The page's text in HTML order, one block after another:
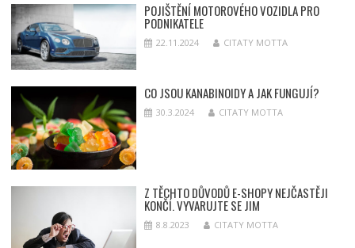
POJIŠTĚNÍ MOTOROVÉHO VOZIDLA PRO
PODNIKATELE
22.11.2024 CITATY MOTTA
CO JSOU KANABINOIDY A JAK FUNGUJÍ?
30.3.2024 CITATY MOTTA
Z TĚCHTO DŮVODŮ E-SHOPY NEJČASTĚJI
KONČÍ. VYVARUJTE SE JIM
8.8.2023 CITATY MOTTA